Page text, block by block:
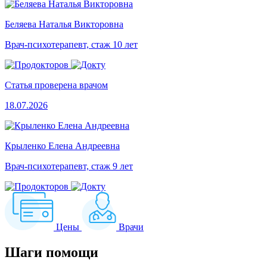
Беляева Наталья Викторовна
Врач-психотерапевт, стаж 10 лет
Статья проверена врачом
18.07.2026
Крыленко Елена Андреевна
Врач-психотерапевт, стаж 9 лет
Цены Врачи
Шаги помощи